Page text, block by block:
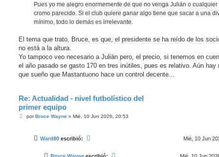
Pues yo me alegro enormemente de que no venga Julián o cualquier
cromo parecido. Si el club quiere ganar algo tiene que sacar a una
mínimo, todo lo demás es irrelevante.
El tema que trato, Bruce, es que, el presidente se ha reído de los
no está a la altura.
Yo tampoco veo necesario a Julián pero, el precio, si tenemos en
el año pasado se gasto 170 en tres inútiles, pues es relativo. Aún hay
que sueño que Mastantuono hace un control decente...
Re: Actualidad - nivel futbolístico del
primer equipo
Mpor Bruce Wayne» Mié, 10 Jun 2026, 20:53
Ward80 escribió: Mié, 10 Jun